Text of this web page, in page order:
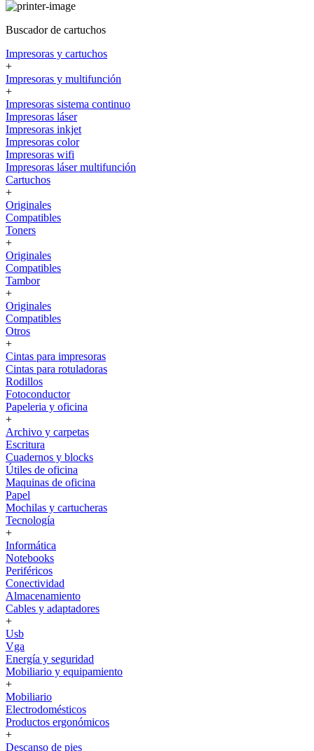
Buscador de cartuchos
Impresoras y cartuchos
+
Impresoras y multifunción
+
Impresoras sistema continuo
Impresoras láser
Impresoras inkjet
Impresoras color
Impresoras wifi
Impresoras láser multifunción
Cartuchos
+
Originales
Compatibles
Toners
+
Originales
Compatibles
Tambor
+
Originales
Compatibles
Otros
+
Cintas para impresoras
Cintas para rotuladoras
Rodillos
Fotoconductor
Papeleria y oficina
+
Archivo y carpetas
Escritura
Cuadernos y blocks
Útiles de oficina
Maquinas de oficina
Papel
Mochilas y cartucheras
Tecnología
+
Informática
Notebooks
Periféricos
Conectividad
Almacenamiento
Cables y adaptadores
+
Usb
Vga
Energía y seguridad
Mobiliario y equipamiento
+
Mobiliario
Electrodomésticos
Productos ergonómicos
+
Descanso de pies